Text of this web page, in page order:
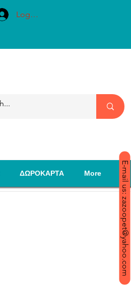
E-mail us: zazoopet@yahoo.com
Log ind
ΔΩΡΟΚΑΡΤΑ More